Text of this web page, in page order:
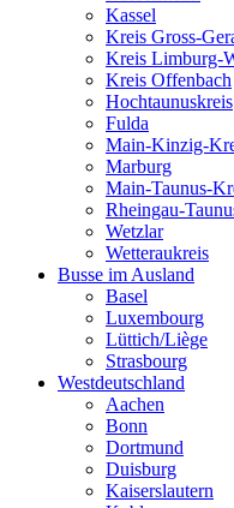
Kassel
Kreis Gross-
Kreis Limburg-
Kreis Offenbach
Hochtaunuskreis
Fulda
Main-Kinzig-
Marburg
Main-Taunus-
Rheingau-
Wetzlar
Wetteraukreis
Busse im Ausland
Basel
Luxembourg
Lüttich/Liège
Strasbourg
Westdeutschland
Aachen
Bonn
Dortmund
Duisburg
Kaiserslautern